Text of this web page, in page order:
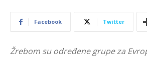
Facebook Twitter
Žrebom su određene grupe za